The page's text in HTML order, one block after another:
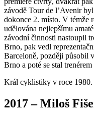
závodě Tour de l’Avenir
dokonce 2. místo. V témže
udělována nejlepšímu
závodní činnosti nastoupil
Brno, pak vedl
Barceloně, později působil
Brno a poté se stal
Král cyklistiky v roce 1980.
2017 – Miloš